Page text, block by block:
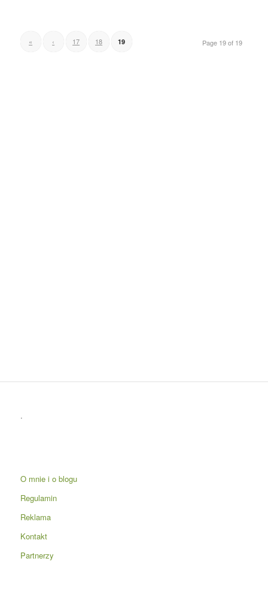
Page 19 of 19
« ‹ 17 18 19
.
O mnie i o blogu
Regulamin
Reklama
Kontakt
Partnerzy